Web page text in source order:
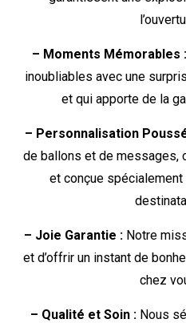
– Moments Mémorables :
inoubliables avec une
et qui apporte de la
– Personnalisation
de ballons et de messages,
et conçue
– Joie Garantie :Notre
et d’offrir un instant de
chez
– Qualité et Soin : Nous